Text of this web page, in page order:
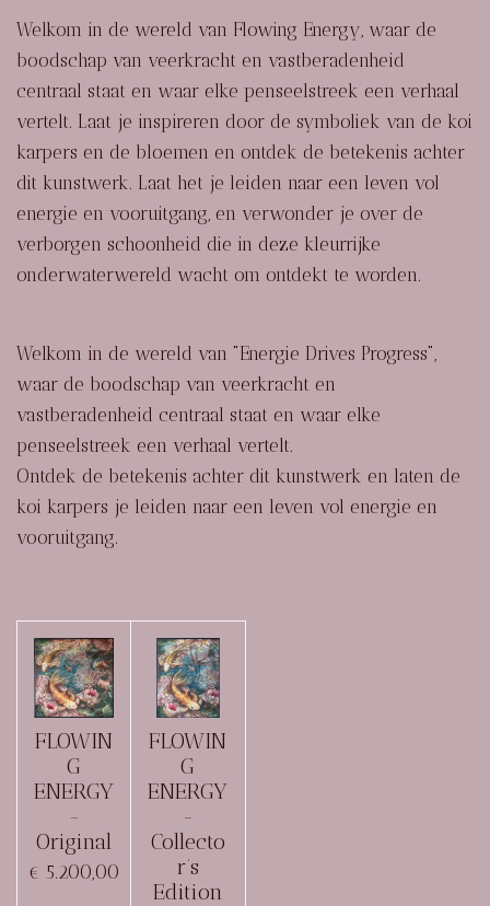
Welkom in de wereld van Flowing Energy , waar de
boodschap van veerkracht en vastberadenheid
centraal staat en waar elke penseelstreek een verhaal
vertelt. Laat je inspireren door de symboliek van de koi
karpers en de bloemen en ontdek de betekenis achter
dit kunstwerk. Laat het je leiden naar een leven vol
energie en vooruitgang, en verwonder je over de
verborgen schoonheid die in deze kleurrijke
onderwaterwereld wacht om ontdekt te worden.
Welkom in de wereld van "Energie Drives Progress",
waar de boodschap van veerkracht en
vastberadenheid centraal staat en waar elke
penseelstreek een verhaal vertelt.
Ontdek de betekenis achter dit kunstwerk en laten de
koi karpers je leiden naar een leven vol energie en
vooruitgang.
FLOWIN
G
ENERGY
-
Original
€ 5.200,00
FLOWIN
G
ENERGY
-
Collecto
r’s
Edition